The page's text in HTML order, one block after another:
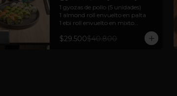
1 gyozas de pollo (5 unidades)
1 almond roll envuelto en palta
1 ebi roll envuelto en mixto
1 chiizu onion roll envuelto en
$29.500$40.800